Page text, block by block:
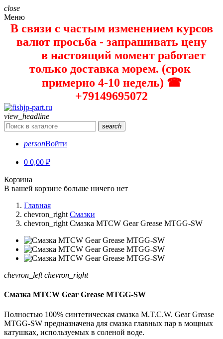
close
Меню
В связи с частым изменением курсов
валют просьба - запрашивать цену
в настоящий момент работает
только доставка морем. (срок
примерно 4-10 недель) ☎
+79149695072
view_headline
search
personВойти
0 0,00 ₽
Корзина
В вашей корзине больше ничего нет
Главная
chevron_right Смазки
chevron_right Смазка MTCW Gear Grease MTGG-SW
chevron_left chevron_right
Смазка MTCW Gear Grease MTGG-SW
Полностью 100% синтетическая смазка M.T.C.W. Gear Grease
MTGG-SW предназначена для смазка главных пар в мощных
катушках, используемых в соленой воде.